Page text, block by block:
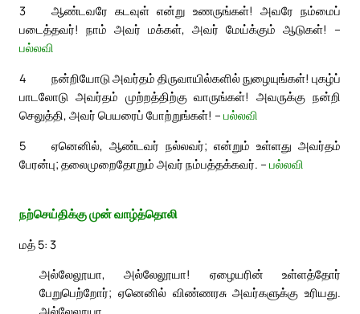
3
ஆண்டவரே கடவுள் என்று உணருங்கள்! அவரே நம்மைப்
படைத்தவர்! நாம் அவர் மக்கள், அவர் மேய்க்கும் ஆடுகள்! –
பல்லவி
4
நன்றியோடு அவர்தம் திருவாயில்களில் நுழையுங்கள்! புகழ்ப்
பாடலோடு அவர்தம் முற்றத்திற்கு வாருங்கள்! அவருக்கு நன்றி
செலுத்தி, அவர் பெயரைப் போற்றுங்கள்! – பல்லவி
5
ஏனெனில், ஆண்டவர் நல்லவர்; என்றும் உள்ளது அவர்தம்
பேரன்பு; தலைமுறைதோறும் அவர் நம்பத்தக்கவர். – பல்லவி
நற்செய்திக்கு முன் வாழ்த்தொலி
மத் 5: 3
அல்லேலூயா, அல்லேலூயா! ஏழையரின் உள்ளத்தோர்
பேறுபெற்றோர்; ஏனெனில் விண்ணரசு அவர்களுக்கு உரியது.